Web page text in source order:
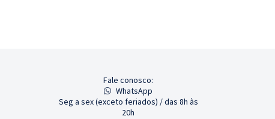
Fale conosco:
WhatsApp
Seg a sex (exceto feriados) / das 8h às
20h